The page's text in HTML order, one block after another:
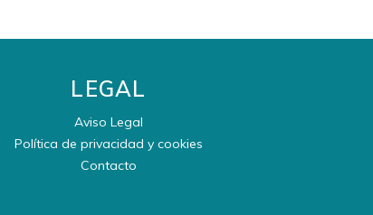
LEGAL
Aviso Legal
Política de privacidad y cookies
Contacto